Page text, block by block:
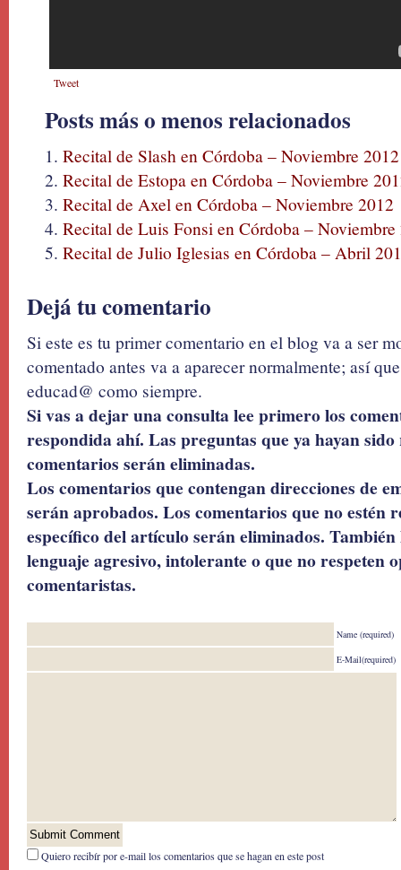
Tweet
Posts más o menos relacionados
Recital de Slash en Córdoba – Noviembre 2012
Recital de Estopa en Córdoba – Noviembre
Recital de Axel en Córdoba – Noviembre 2012
Recital de Luis Fonsi en Córdoba – Noviembre
Recital de Julio Iglesias en Córdoba – Abril
Dejá tu comentario
Si este es tu primer comentario en el blog va a ser
comentado antes va a aparecer normalmente; así
educad@ como siempre.
Si vas a dejar una consulta lee primero los
respondida ahí. Las preguntas que ya hayan
comentarios serán eliminadas.
Los comentarios que contengan direcciones de
serán aprobados. Los comentarios que no estén
específico del artículo serán eliminados.
lenguaje agresivo, intolerante o que no respeten
comentaristas.
Name (required)
E-Mail(required)
Quiero recibír por e-mail los comentarios que se hagan en este post